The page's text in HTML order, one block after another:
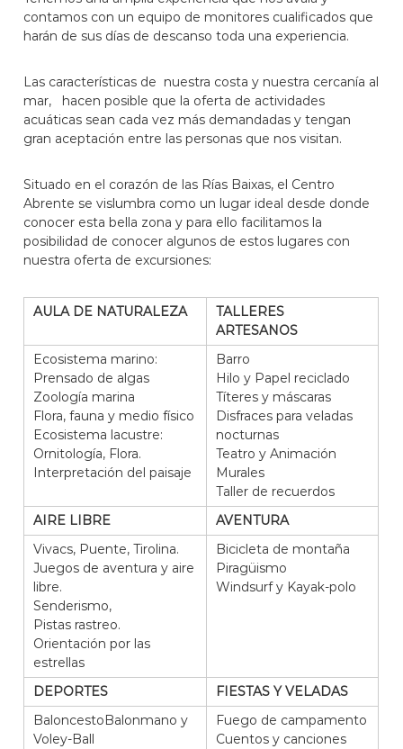
contamos con un equipo de monitores cualificados que
harán de sus días de descanso toda una experiencia.
Las características de nuestra costa y nuestra cercanía al
mar, hacen posible que la oferta de actividades
acuáticas sean cada vez más demandadas y tengan
gran aceptación entre las personas que nos visitan.
Situado en el corazón de las Rías Baixas, el Centro
Abrente se vislumbra como un lugar ideal desde donde
conocer esta bella zona y para ello facilitamos la
posibilidad de conocer algunos de estos lugares con
nuestra oferta de excursiones:
AULA DE NATURALEZA
TALLERES
ARTESANOS
Ecosistema marino:
Prensado de algas
Zoología marina
Flora, fauna y medio físico
Ecosistema lacustre:
Ornitología, Flora.
Interpretación del paisaje
Barro
Hilo y Papel reciclado
Títeres y máscaras
Disfraces para veladas
nocturnas
Teatro y Animación
Murales
Taller de recuerdos
AIRE LIBRE
AVENTURA
Vivacs, Puente, Tirolina.
Juegos de aventura y aire
libre.
Senderismo,
Pistas rastreo.
Orientación por las
estrellas
Bicicleta de montaña
Piragüismo
Windsurf y Kayak-polo
DEPORTES
FIESTAS Y VELADAS
BaloncestoBalonmano y
Voley-Ball
Fuego de campamento
Cuentos y canciones